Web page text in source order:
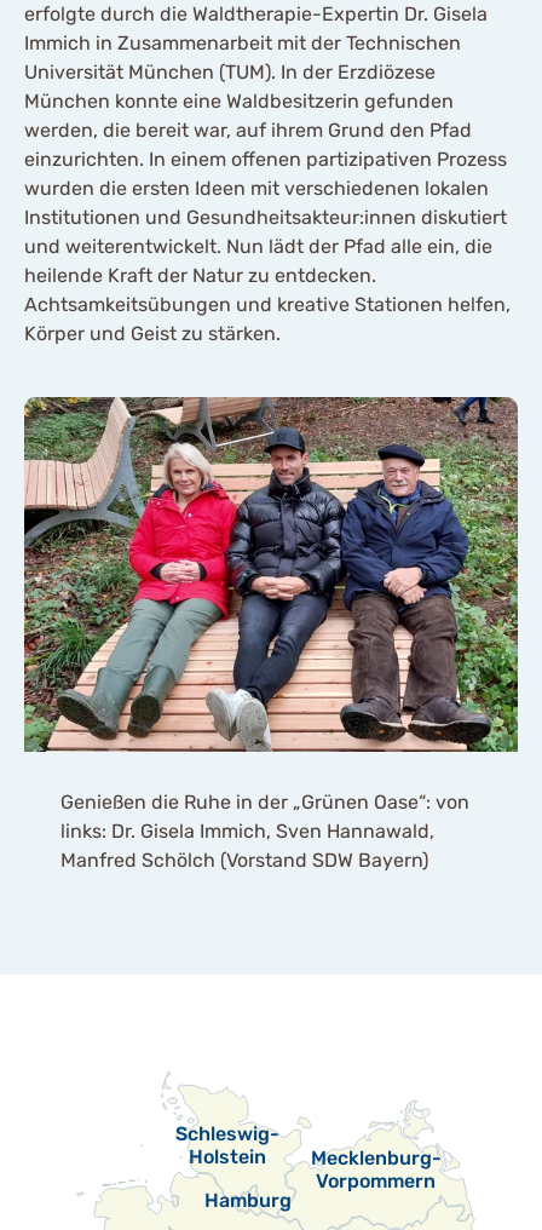
erfolgte durch die Waldtherapie-Expertin Dr. Gisela
Immich in Zusammenarbeit mit der Technischen
Universität München (TUM). In der Erzdiözese
München konnte eine Waldbesitzerin gefunden
werden, die bereit war, auf ihrem Grund den Pfad
einzurichten. In einem offenen partizipativen Prozess
wurden die ersten Ideen mit verschiedenen lokalen
Institutionen und Gesundheitsakteur:innen diskutiert
und weiterentwickelt. Nun lädt der Pfad alle ein, die
heilende Kraft der Natur zu entdecken.
Achtsamkeitsübungen und kreative Stationen helfen,
Körper und Geist zu stärken.
Genießen die Ruhe in der „Grünen Oase“: von
links: Dr. Gisela Immich, Sven Hannawald,
Manfred Schölch (Vorstand SDW Bayern)
Schleswig-
Holstein
Mecklenburg-
Vorpommern
Hamburg